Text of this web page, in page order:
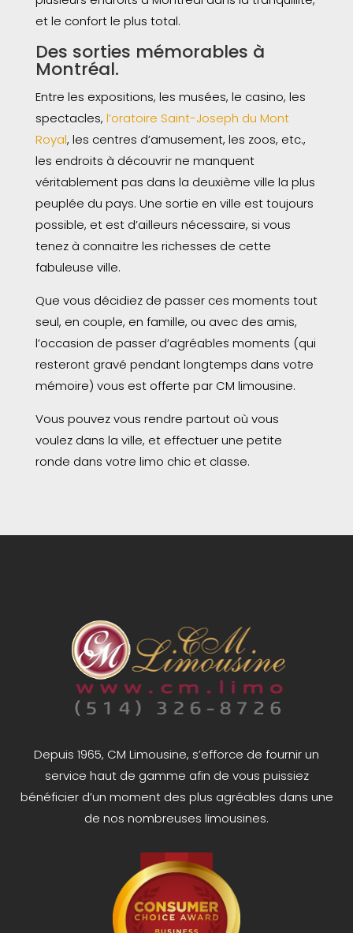
et le confort le plus total.
Des sorties mémorables à
Montréal.
Entre les expositions, les musées, le casino, les
spectacles, l’oratoire Saint-Joseph du Mont
Royal, les centres d’amusement, les zoos, etc.,
les endroits à découvrir ne manquent
véritablement pas dans la deuxième ville la plus
peuplée du pays. Une sortie en ville est toujours
possible, et est d’ailleurs nécessaire, si vous
tenez à connaitre les richesses de cette
fabuleuse ville.
Que vous décidiez de passer ces moments tout
seul, en couple, en famille, ou avec des amis,
l’occasion de passer d’agréables moments (qui
resteront gravé pendant longtemps dans votre
mémoire) vous est offerte par CM limousine.
Vous pouvez vous rendre partout où vous
voulez dans la ville, et effectuer une petite
ronde dans votre limo chic et classe.
Depuis 1965, CM Limousine, s’efforce de fournir un
service haut de gamme afin de vous puissiez
bénéficier d’un moment des plus agréables dans une
de nos nombreuses limousines.